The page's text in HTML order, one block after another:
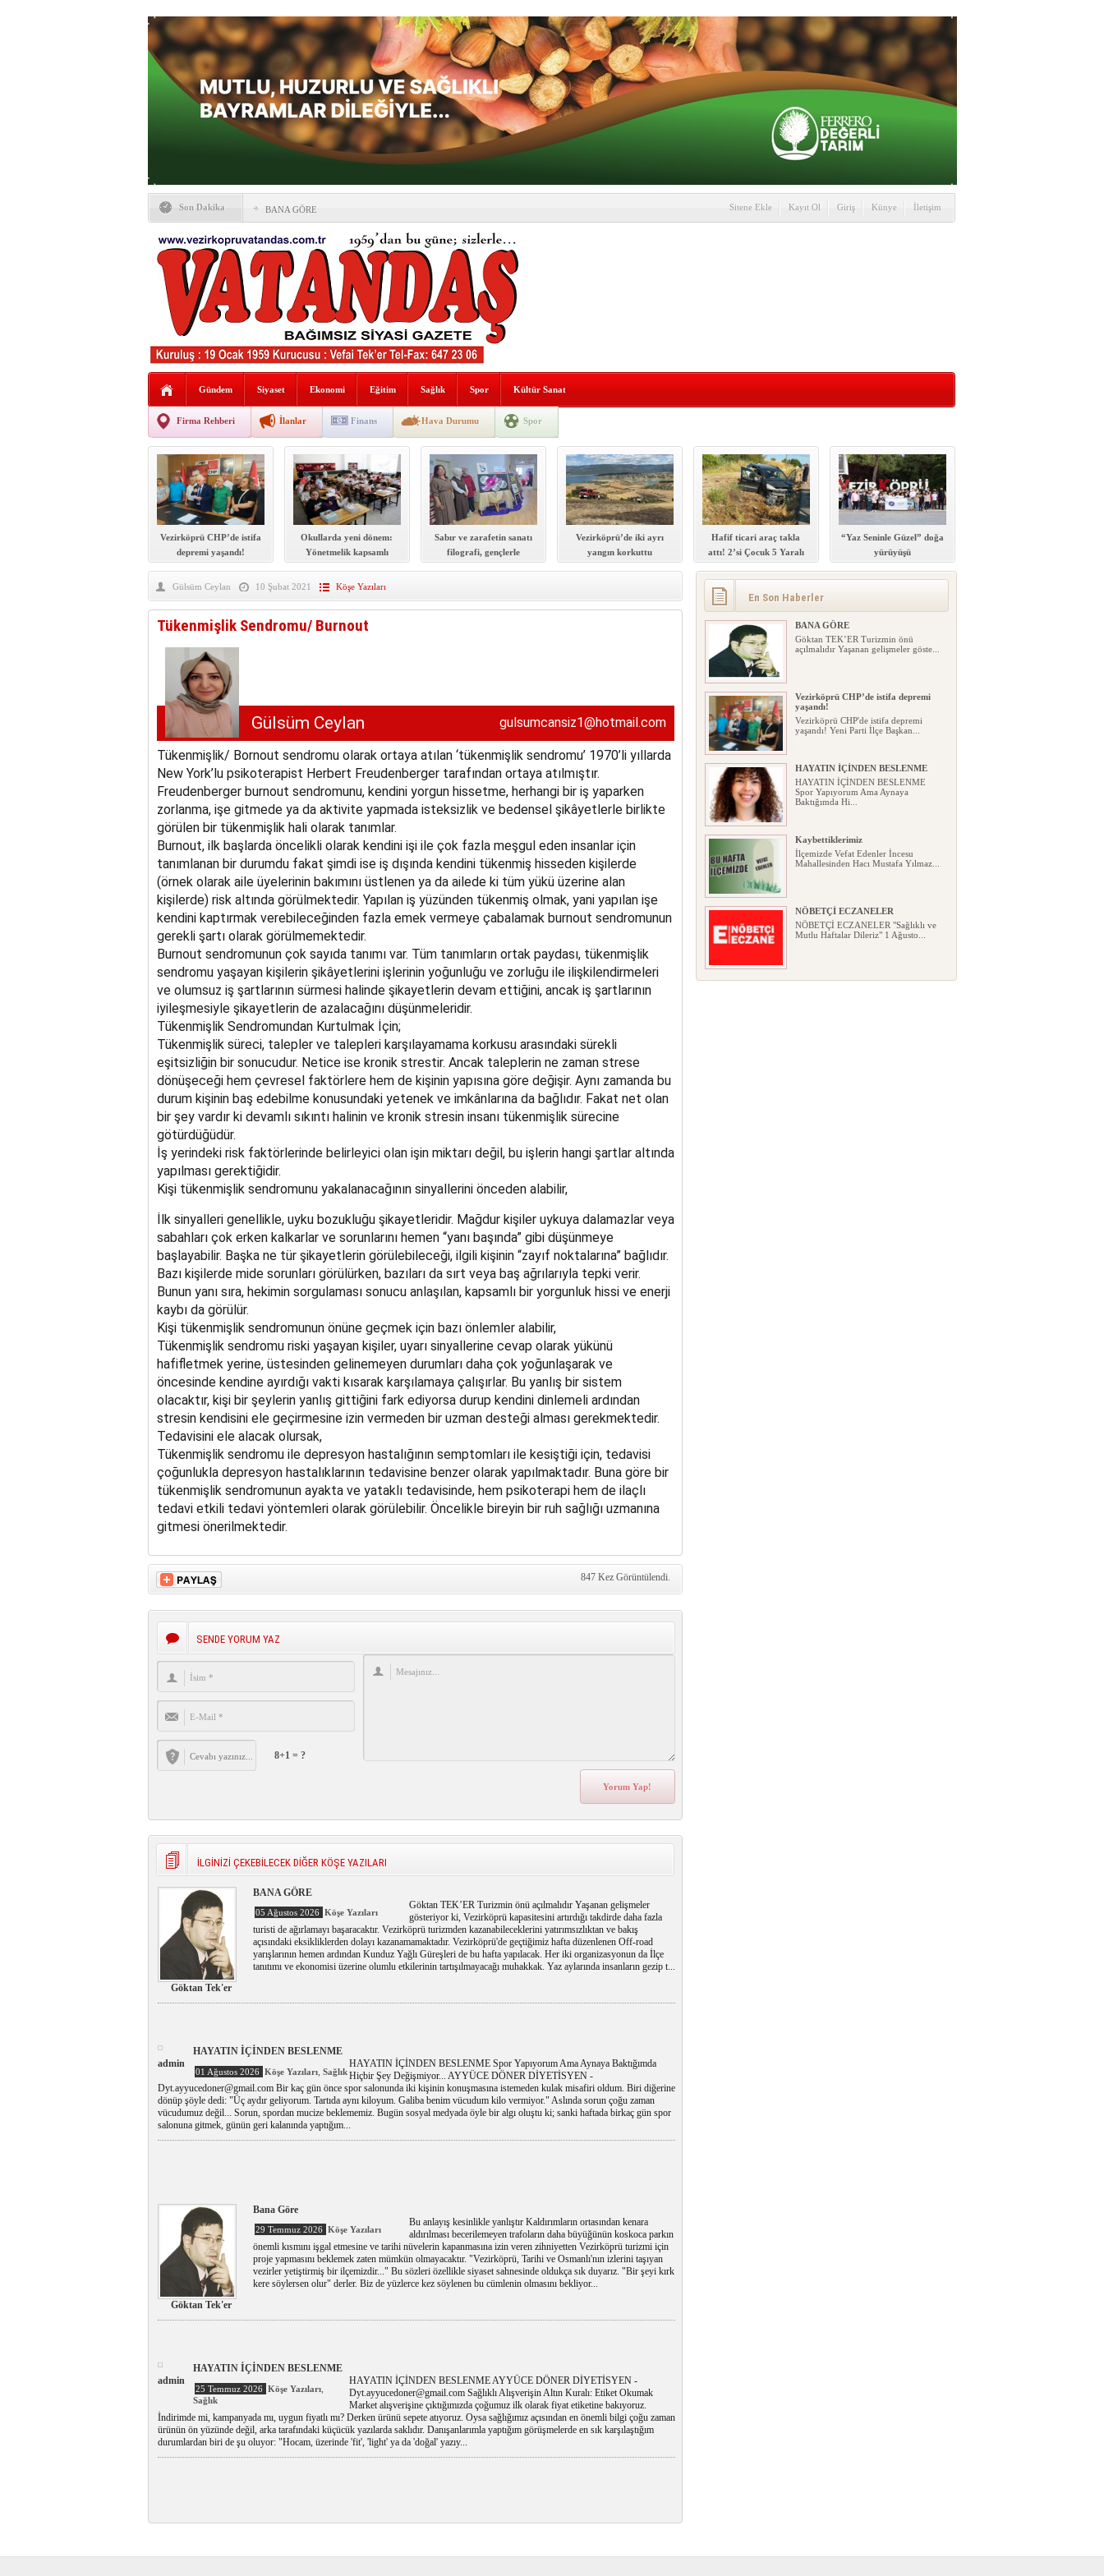
Son Dakika BANA GÖRE
Vezirköprü CHP’de istifa depremi yaşandı!
HAYATIN İÇİNDEN BESLENME
Kaybettiklerimiz
NÖBETÇİ ECZANELER
Okullarda yeni dönem: Yönetmelik kapsamlı şekilde
değişti
taşınıyor
Hafif ticari araç takla attı! 2’si Çocuk 5 Yaralı
“Yaz Seninle Güzel” doğa yürüyüşü
Sitene Ekle Kayıt Ol Giriş Künye İletişim
Gündem Siyaset Ekonomi Eğitim Sağlık Spor Kültür Sanat
Firma Rehberi İlanlar Finans Hava Durumu Spor
Vezirköprü CHP’de istifa
depremi yaşandı!
Okullarda yeni dönem:
Yönetmelik kapsamlı
Sabır ve zarafetin sanatı
filografi, gençlerle
Vezirköprü’de iki ayrı
yangın korkuttu
Hafif ticari araç takla
attı! 2’si Çocuk 5 Yaralı
“Yaz Seninle Güzel” doğa
yürüyüşü
Gülsüm Ceylan 10 Şubat 2021 Köşe Yazıları
Tükenmişlik Sendromu/ Burnout
Gülsüm Ceylan gulsumcansiz1@hotmail.com
Tükenmişlik/ Bornout sendromu olarak ortaya atılan ‘tükenmişlik sendromu’ 1970’li yıllarda
New York’lu psikoterapist Herbert Freudenberger tarafından ortaya atılmıştır.
Freudenberger burnout sendromunu, kendini yorgun hissetme, herhangi bir iş yaparken
zorlanma, işe gitmede ya da aktivite yapmada isteksizlik ve bedensel şikâyetlerle birlikte
görülen bir tükenmişlik hali olarak tanımlar.
Burnout, ilk başlarda öncelikli olarak kendini işi ile çok fazla meşgul eden insanlar için
tanımlanan bir durumdu fakat şimdi ise iş dışında kendini tükenmiş hisseden kişilerde
(örnek olarak aile üyelerinin bakımını üstlenen ya da ailede ki tüm yükü üzerine alan
kişilerde) risk altında görülmektedir. Yapılan iş yüzünden tükenmiş olmak, yani yapılan işe
kendini kaptırmak verebileceğinden fazla emek vermeye çabalamak burnout sendromunun
gerekli şartı olarak görülmemektedir.
Burnout sendromunun çok sayıda tanımı var. Tüm tanımların ortak paydası, tükenmişlik
sendromu yaşayan kişilerin şikâyetlerini işlerinin yoğunluğu ve zorluğu ile ilişkilendirmeleri
ve olumsuz iş şartlarının sürmesi halinde şikayetlerin devam ettiğini, ancak iş şartlarının
iyileşmesiyle şikayetlerin de azalacağını düşünmeleridir.
Tükenmişlik Sendromundan Kurtulmak İçin;
Tükenmişlik süreci, talepler ve talepleri karşılayamama korkusu arasındaki sürekli
eşitsizliğin bir sonucudur. Netice ise kronik strestir. Ancak taleplerin ne zaman strese
dönüşeceği hem çevresel faktörlere hem de kişinin yapısına göre değişir. Aynı zamanda bu
durum kişinin baş edebilme konusundaki yetenek ve imkânlarına da bağlıdır. Fakat net olan
bir şey vardır ki devamlı sıkıntı halinin ve kronik stresin insanı tükenmişlik sürecine
götürdüğüdür.
İş yerindeki risk faktörlerinde belirleyici olan işin miktarı değil, bu işlerin hangi şartlar altında
yapılması gerektiğidir.
Kişi tükenmişlik sendromunu yakalanacağının sinyallerini önceden alabilir,
İlk sinyalleri genellikle, uyku bozukluğu şikayetleridir. Mağdur kişiler uykuya dalamazlar veya
sabahları çok erken kalkarlar ve sorunlarını hemen “yanı başında” gibi düşünmeye
başlayabilir. Başka ne tür şikayetlerin görülebileceği, ilgili kişinin “zayıf noktalarına” bağlıdır.
Bazı kişilerde mide sorunları görülürken, bazıları da sırt veya baş ağrılarıyla tepki verir.
Bunun yanı sıra, hekimin sorgulaması sonucu anlaşılan, kapsamlı bir yorgunluk hissi ve enerji
kaybı da görülür.
Kişi tükenmişlik sendromunun önüne geçmek için bazı önlemler alabilir,
Tükenmişlik sendromu riski yaşayan kişiler, uyarı sinyallerine cevap olarak yükünü
hafifletmek yerine, üstesinden gelinemeyen durumları daha çok yoğunlaşarak ve
öncesinde kendine ayırdığı vakti kısarak karşılamaya çalışırlar. Bu yanlış bir sistem
olacaktır, kişi bir şeylerin yanlış gittiğini fark ediyorsa durup kendini dinlemeli ardından
stresin kendisini ele geçirmesine izin vermeden bir uzman desteği alması gerekmektedir.
Tedavisini ele alacak olursak,
Tükenmişlik sendromu ile depresyon hastalığının semptomları ile kesiştiği için, tedavisi
çoğunlukla depresyon hastalıklarının tedavisine benzer olarak yapılmaktadır. Buna göre bir
tükenmişlik sendromunun ayakta ve yataklı tedavisinde, hem psikoterapi hem de ilaçlı
tedavi etkili tedavi yöntemleri olarak görülebilir. Öncelikle bireyin bir ruh sağlığı uzmanına
gitmesi önerilmektedir.
847 Kez Görüntülendi.
SENDE YORUM YAZ
8+1 = ?
İLGİNİZİ ÇEKEBİLECEK DİĞER KÖŞE YAZILARI
Göktan Tek'er
BANA GÖRE
05 Ağustos 2026 Köşe Yazıları
Göktan TEK’ER Turizmin önü açılmalıdır Yaşanan gelişmeler
gösteriyor ki, Vezirköprü kapasitesini artırdığı takdirde daha fazla
turisti de ağırlamayı başaracaktır. Vezirköprü turizmden kazanabileceklerini yatırımsızlıktan ve bakış
açısındaki eksikliklerden dolayı kazanamamaktadır. Vezirköprü'de geçtiğimiz hafta düzenlenen Off-road
yarışlarının hemen ardından Kunduz Yağlı Güreşleri de bu hafta yapılacak. Her iki organizasyonun da İlçe
tanıtımı ve ekonomisi üzerine olumlu etkilerinin tartışılmayacağı muhakkak. Yaz aylarında insanların gezip t...
admin
HAYATIN İÇİNDEN BESLENME
01 Ağustos 2026 Köşe Yazıları, Sağlık
HAYATIN İÇİNDEN BESLENME Spor Yapıyorum Ama Aynaya Baktığımda
Hiçbir Şey Değişmiyor... AYYÜCE DÖNER DİYETİSYEN -
Dyt.ayyucedoner@gmail.com Bir kaç gün önce spor salonunda iki kişinin konuşmasına istemeden kulak misafiri oldum. Biri diğerine
dönüp şöyle dedi: "Üç aydır geliyorum. Tartıda aynı kiloyum. Galiba benim vücudum kilo vermiyor." Aslında sorun çoğu zaman
vücudumuz değil... Sorun, spordan mucize beklememiz. Bugün sosyal medyada öyle bir algı oluştu ki; sanki haftada birkaç gün spor
salonuna gitmek, günün geri kalanında yaptığım...
Göktan Tek'er
Bana Göre
29 Temmuz 2026 Köşe Yazıları
Bu anlayış kesinlikle yanlıştır Kaldırımların ortasından kenara
aldırılması becerilemeyen trafoların daha büyüğünün koskoca parkın
önemli kısmını işgal etmesine ve tarihi nüvelerin kapanmasına izin veren zihniyetten Vezirköprü turizmi için
proje yapmasını beklemek zaten mümkün olmayacaktır. "Vezirköprü, Tarihi ve Osmanlı'nın izlerini taşıyan
vezirler yetiştirmiş bir ilçemizdir..." Bu sözleri özellikle siyaset sahnesinde oldukça sık duyarız. "Bir şeyi kırk
kere söylersen olur" derler. Biz de yüzlerce kez söylenen bu cümlenin olmasını bekliyor...
admin
HAYATIN İÇİNDEN BESLENME
25 Temmuz 2026 Köşe Yazıları,
Sağlık
HAYATIN İÇİNDEN BESLENME AYYÜCE DÖNER DİYETİSYEN -
Dyt.ayyucedoner@gmail.com Sağlıklı Alışverişin Altın Kuralı: Etiket Okumak
Market alışverişine çıktığımızda çoğumuz ilk olarak fiyat etiketine bakıyoruz.
İndirimde mi, kampanyada mı, uygun fiyatlı mı? Derken ürünü sepete atıyoruz. Oysa sağlığımız açısından en önemli bilgi çoğu zaman
ürünün ön yüzünde değil, arka tarafındaki küçücük yazılarda saklıdır. Danışanlarımla yaptığım görüşmelerde en sık karşılaştığım
durumlardan biri de şu oluyor: "Hocam, üzerinde 'fit', 'light' ya da 'doğal' yazıy...
En Son Haberler
BANA GÖRE
Göktan TEK’ER Turizmin önü
açılmalıdır Yaşanan gelişmeler göste...
Vezirköprü CHP’de istifa depremi
yaşandı!
Vezirköprü CHP'de istifa depremi
yaşandı! Yeni Parti İlçe Başkan...
HAYATIN İÇİNDEN BESLENME
HAYATIN İÇİNDEN BESLENME
Spor Yapıyorum Ama Aynaya
Baktığımda Hi...
Kaybettiklerimiz
İlçemizde Vefat Edenler İncesu
Mahallesinden Hacı Mustafa Yılmaz...
NÖBETÇİ ECZANELER
NÖBETÇİ ECZANELER "Sağlıklı ve
Mutlu Haftalar Dileriz" 1 Ağusto...
Okullarda yeni dönem: Yönetmelik